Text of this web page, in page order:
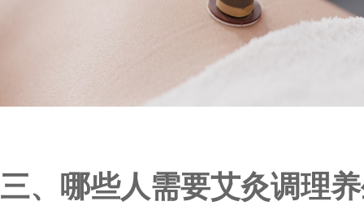
三、哪些人需要艾灸调理